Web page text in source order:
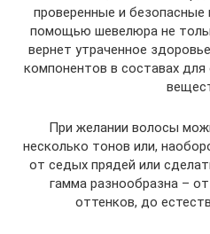
проверенные и
помощью шевелюра не
вернет утраченное
компонентов в составах
При желании волосы
несколько тонов или,
от седых прядей или
гамма разнообразна –
оттенков, до